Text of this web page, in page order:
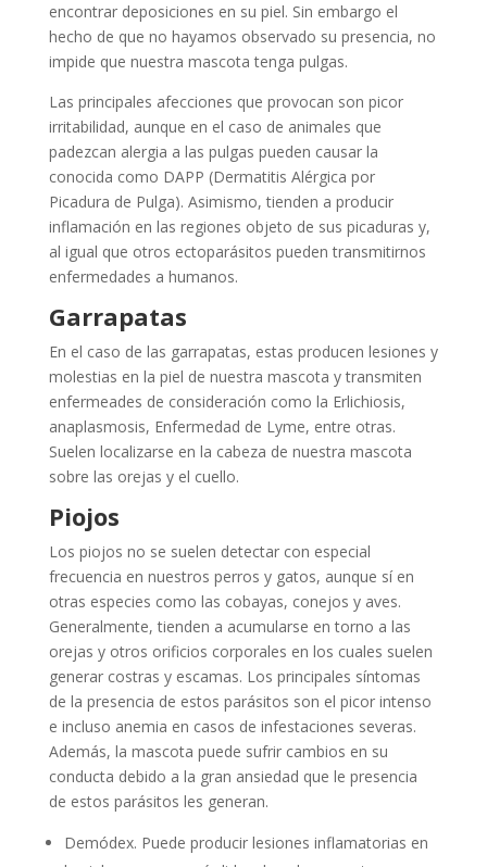
encontrar deposiciones en su piel. Sin embargo el
hecho de que no hayamos observado su presencia, no
impide que nuestra mascota tenga pulgas.
Las principales afecciones que provocan son picor
irritabilidad, aunque en el caso de animales que
padezcan alergia a las pulgas pueden causar la
conocida como DAPP (Dermatitis Alérgica por
Picadura de Pulga). Asimismo, tienden a producir
inflamación en las regiones objeto de sus picaduras y,
al igual que otros ectoparásitos pueden transmitirnos
enfermedades a humanos.
Garrapatas
En el caso de las garrapatas, estas producen lesiones y
molestias en la piel de nuestra mascota y transmiten
enfermeades de consideración como la Erlichiosis,
anaplasmosis, Enfermedad de Lyme, entre otras.
Suelen localizarse en la cabeza de nuestra mascota
sobre las orejas y el cuello.
Piojos
Los piojos no se suelen detectar con especial
frecuencia en nuestros perros y gatos, aunque sí en
otras especies como las cobayas, conejos y aves.
Generalmente, tienden a acumularse en torno a las
orejas y otros orificios corporales en los cuales suelen
generar costras y escamas. Los principales síntomas
de la presencia de estos parásitos son el picor intenso
e incluso anemia en casos de infestaciones severas.
Además, la mascota puede sufrir cambios en su
conducta debido a la gran ansiedad que le presencia
de estos parásitos les generan.
Demódex. Puede producir lesiones inflamatorias en